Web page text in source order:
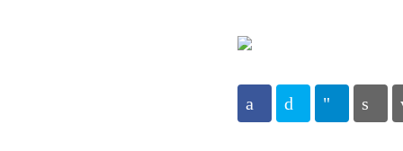
FacebookTwitter